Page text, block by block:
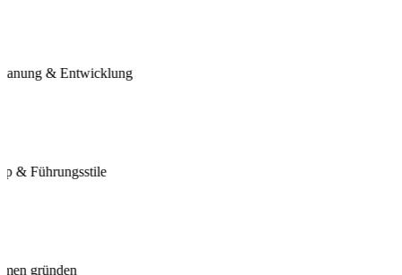
& Entwicklung
& Führungsstile
gründen